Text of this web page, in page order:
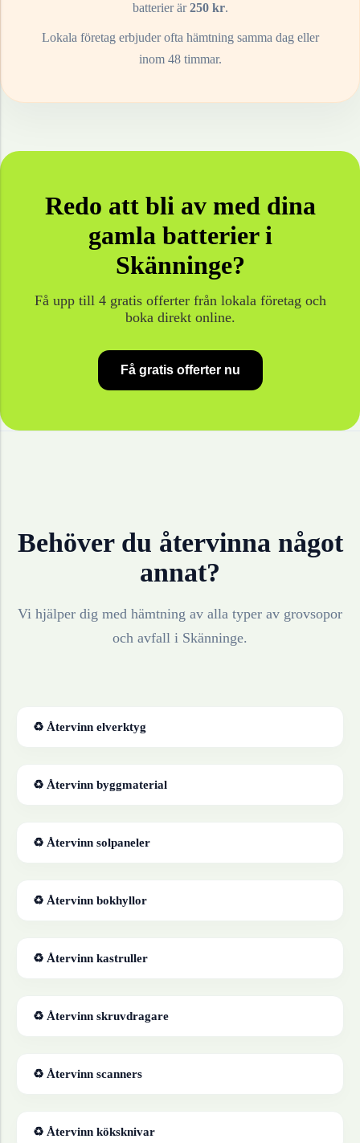
batterierär250kr.
Lokala företag erbjuder ofta hämtning samma dag eller
inom 48 timmar.
Redo att bli av med dina
gamla batterieri
Skänninge?
Få upp till 4 gratis offerter från lokala företag och
boka direkt online.
Få gratis offerter nu
Behöver du återvinna något
annat?
Vi hjälper dig med hämtning av alla typer av grovsopor
och avfall i Skänninge.
♻ Återvinn elverktyg
♻ Återvinn byggmaterial
♻ Återvinn solpaneler
♻ Återvinn bokhyllor
♻ Återvinn kastruller
♻ Återvinn skruvdragare
♻ Återvinn scanners
♻ Återvinn köksknivar